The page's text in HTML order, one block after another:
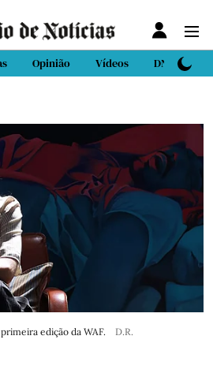
Opinião Vídeos DN Sport
edição da WAF. D.R.